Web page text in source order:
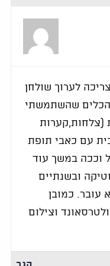
לערוך שולחן
הכלים שהשתמשתי
(צלחות,קערות
עם כאבי תופת
וככה במשך עוד
ובשנתיים
לא עובר. כמובן
וצילום